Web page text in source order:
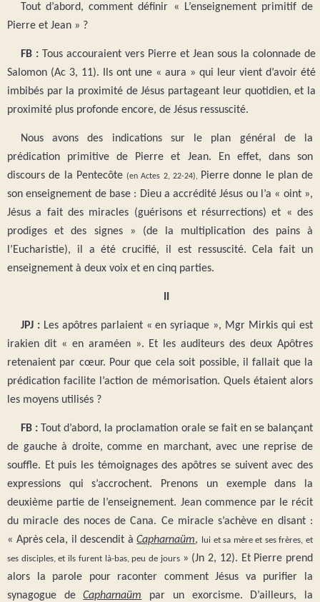
Tout d’abord, comment définir « L’enseignement primitif de
Pierre et Jean » ?
FB :
Tous accouraient vers Pierre et Jean sous la colonnade de
Salomon (Ac 3, 11). Ils ont une « aura » qui leur vient d’avoir été
imbibés par la proximité de Jésus partageant leur quotidien, et la
proximité plus profonde encore, de Jésus ressuscité.
Nous avons des indications sur le plan général de la
prédication primitive de Pierre et Jean. En effet, dans son
discours de la Pentecôte (en Actes 2, 22-24), Pierre donne le plan de
son enseignement de base : Dieu a accrédité Jésus ou l’a « oint »,
Jésus a fait des miracles (guérisons et résurrections) et « des
prodiges et des signes » (de la multiplication des pains à
l’Eucharistie), il a été crucifié, il est ressuscité. Cela fait un
enseignement à deux voix et en cinq parties.
JPJ :Les apôtres parlaient « en syriaque », Mgr Mirkis qui est
irakien dit « en araméen ». Et les auditeurs des deux Apôtres
retenaient par cœur. Pour que cela soit possible, il fallait que la
prédication facilite l’action de mémorisation. Quels étaient alors
les moyens utilisés ?
FB :
Tout d’abord, la proclamation orale se fait en se balançant
de gauche à droite, comme en marchant, avec une reprise de
souffle. Et puis les témoignages des apôtres se suivent avec des
expressions qui s’accrochent. Prenons un exemple dans la
deuxième partie de l’enseignement. Jean commence par le récit
du miracle des noces de Cana. Ce miracle s’achève en disant :
« Après cela, il descendit àCapharnaüm,
lui et sa mère et ses frères, et
ses disciples, et ils furent là-bas, peu de jours » (Jn 2, 12). Et Pierre prend
alors la parole pour raconter comment Jésus va purifier la
synagogue deCapharnaüm
par un exorcisme. D’ailleurs, la